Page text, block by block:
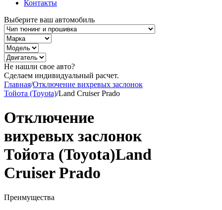
Контакты
Выберите ваш автомобиль
Не нашли свое авто?
Сделаем индивидуальный расчет.
Главная/Отключение вихревых заслонок
Тойота (Toyota)/Land Cruiser Prado
Отключение
вихревых заслонок
Тойота (Toyota)Land
Cruiser Prado
Преимущества